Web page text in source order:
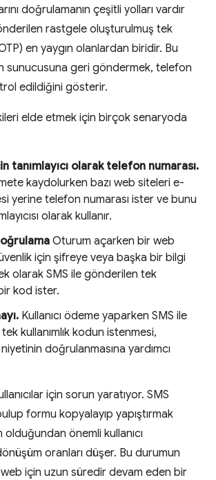
doğrulamanın çeşitli yolları vardır
rastgele oluşturulmuş tek
en yaygın olanlardan biridir. Bu
sunucusuna geri göndermek, telefon
edildiğini gösterir.
elde etmek için birçok senaryoda
tanımlayıcı olarak telefon numarası.
kaydolurken bazı web siteleri e-
yerine telefon numarası ister ve bunu
olarak kullanır.
Oturum açarken bir web
için şifreye veya başka bir bilgi
olarak SMS ile gönderilen tek
kod ister.
Kullanıcı ödeme yaparken SMS ile
kullanımlık kodun istenmesi,
niyetinin doğrulanmasına yardımcı
için sorun yaratıyor. SMS
formu kopyalayıp yapıştırmak
önemli kullanıcı
oranları düşer. Bu durumun
web için uzun süredir devam eden bir